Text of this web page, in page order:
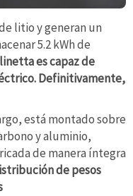
litio y generan un
5.2 kWh de
es capaz de
Definitivamente,
está montado sobre
y aluminio,
de manera íntegra
de pesos